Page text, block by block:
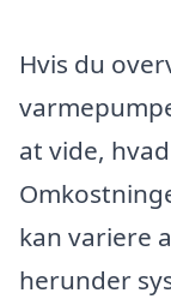
Hvis du
at vide,
kan variere
herunder